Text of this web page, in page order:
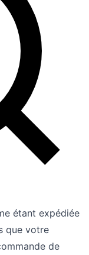
étant expédiée
que votre
de